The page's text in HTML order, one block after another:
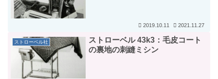
2019.10.11 2021.11.27
ストローベル社
ストローベル 43k3：毛皮コート
の裏地の刺縫ミシン